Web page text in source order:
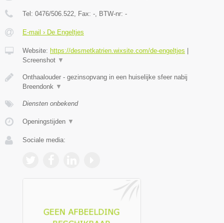
Tel: 0476/506.522 , Fax: - , BTW-nr: -
E-mail › De Engeltjes
Website: https://desmetkatrien.wixsite.com/de-engeltjes
Screenshot ▼
Onthaalouder - gezinsopvang in een huiselijke sfeer nabij
Breendonk ▼
Diensten onbekend
Openingstijden ▼
Sociale media: